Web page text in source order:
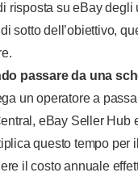
risposta su eBay degli
sotto dell’obiettivo,
passare da una
un operatore a
eBay Seller Hub
questo tempo per
il costo annuale